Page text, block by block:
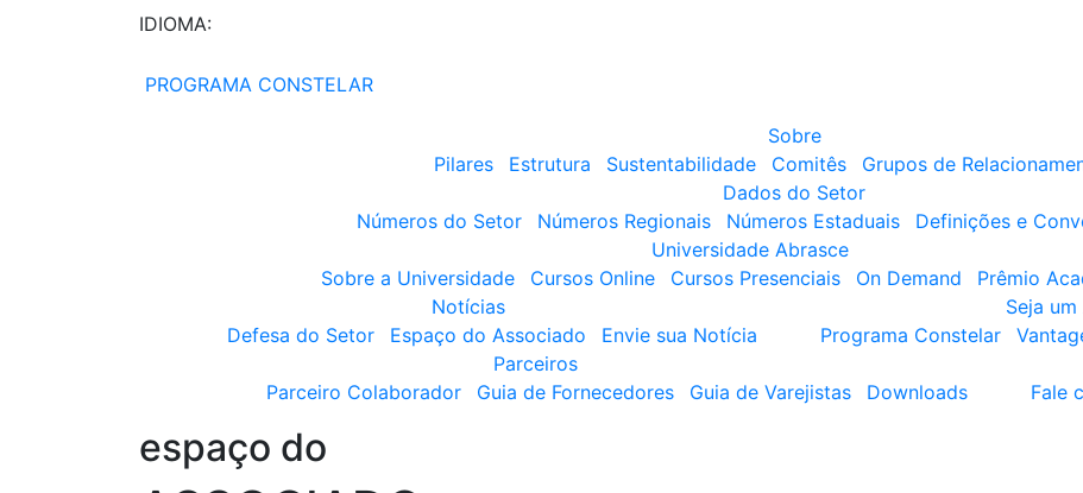
IDIOMA:
PROGRAMA CONSTELAR
Sobre
Pilares
Estrutura Sustentabilidade Comitês Grupos de
Dados do Setor
Números do Setor
Números Regionais Números Estaduais Definições e
Universidade Abrasce
Sobre a Universidade
Cursos Online Cursos Presenciais On Demand Prêmio
Notícias
Defesa do Setor
Espaço do Associado Envie sua Notícia
Seja
Programa Constelar
Parceiros
Parceiro Colaborador
Guia de Fornecedores Guia de Varejistas Downloads
Fale
espaço do